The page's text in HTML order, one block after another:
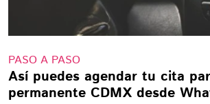
PASO A PASO
Así puedes agendar tu cita
permanente CDMX desde